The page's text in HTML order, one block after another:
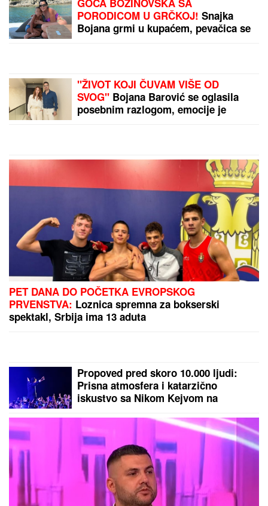
"PAPIR JE VAŽAN, ŽELIM BEBU"
Jelena Gavrilović progovorila o
svadbi, renoviranju kuće, zašto je
pristala na rijaliti i obnaživanje: "Išla
sam roditeljima da kažem da
odustajem"
PRVI SNIMAK TEE TAIROVIĆ I MUŽA
NAKON SAOBRAĆAJKE!Uhvaćeni
zajedno u Budvi: Ivan sa ZAVOJEM
preko celog stopala, a evo kako
pevačica izgleda nakon udesa u
Crnoj Gori